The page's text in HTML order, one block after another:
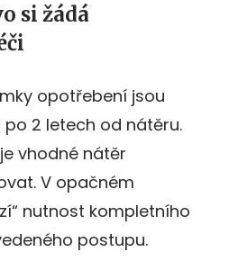
si žádá
opotřebení jsou
2 letech od nátěru.
vhodné nátěr
V opačném
nutnost kompletního
postupu.